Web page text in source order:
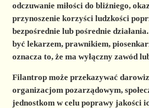
odczuwanie miłości do bliźniego,
przynoszenie korzyści ludzkości
bezpośrednie lub pośrednie
być lekarzem, prawnikiem,
oznacza to, że ma wyłączny zawód
Filantrop może przekazywać
organizacjom pozarządowym,
jednostkom w celu poprawy jakości